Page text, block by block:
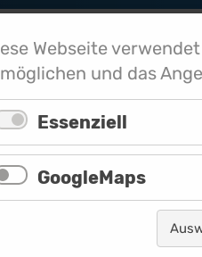
Restaurant & Café
Webseite
und das
Essenziell
GoogleMaps